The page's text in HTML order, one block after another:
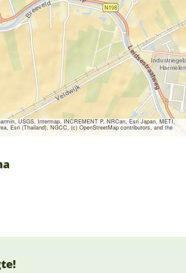
USGS, Intermap, INCREMENT P, NRCan, Esri Japan, METI,
Esri (Thailand), NGCC, (c) OpenStreetMap contributors, and the